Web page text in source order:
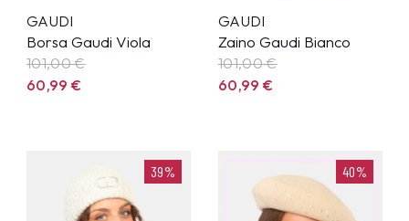
GAUDI
Borsa Gaudi Viola
101,00 €
60,99€
GAUDI
Zaino Gaudi Bianco
101,00 €
60,99€
39% 40%